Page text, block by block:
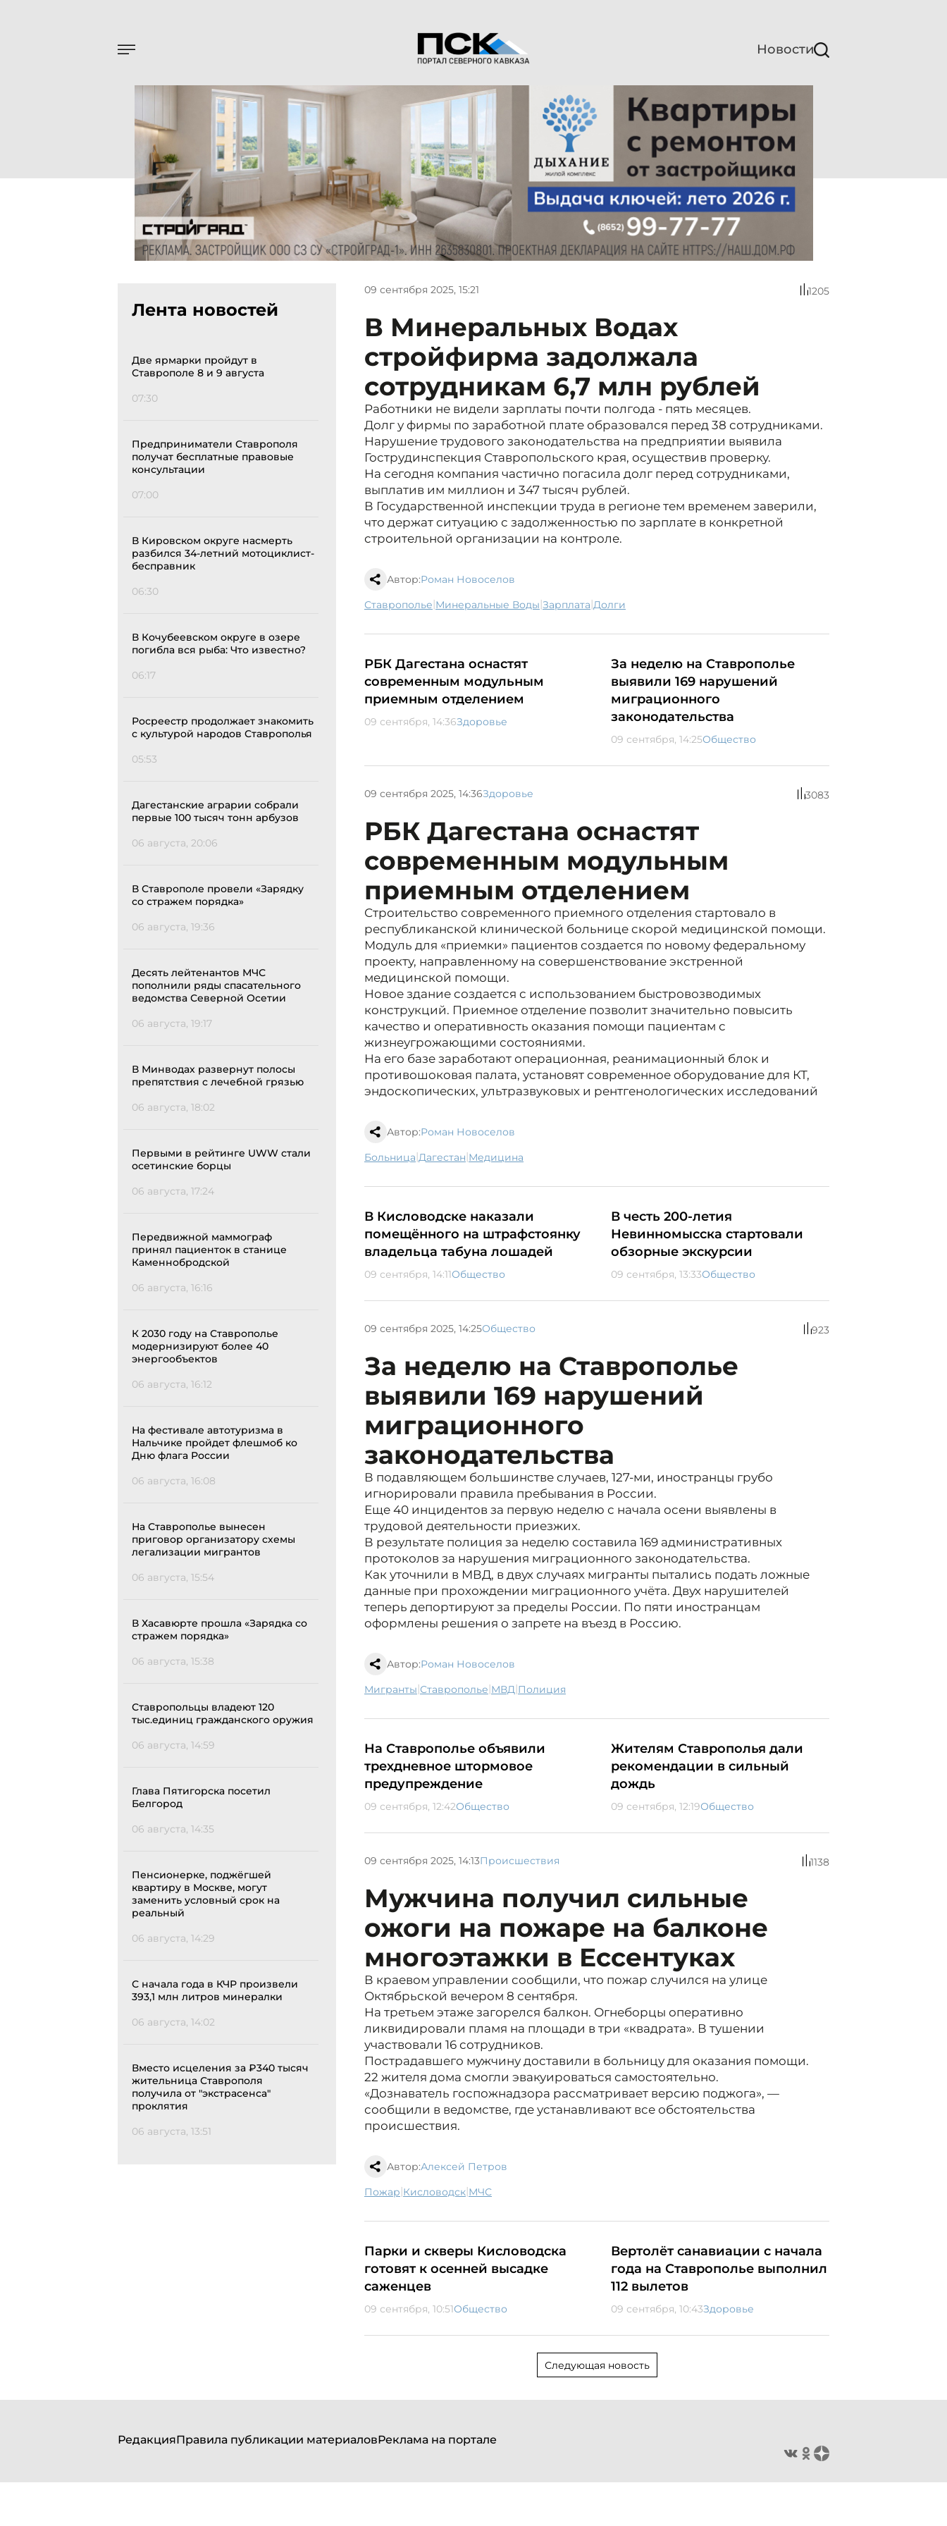
Новости
Лента новостей
Две ярмарки пройдут в
Ставрополе 8 и 9 августа
07:30
Предприниматели Ставрополя
получат бесплатные правовые
консультации
07:00
В Кировском округе насмерть
разбился 34-летний мотоциклист-
бесправник
06:30
В Кочубеевском округе в озере
погибла вся рыба: Что известно?
06:17
Росреестр продолжает знакомить
с культурой народов Ставрополья
05:53
Дагестанские аграрии собрали
первые 100 тысяч тонн арбузов
06 августа, 20:06
В Ставрополе провели «Зарядку
со стражем порядка»
06 августа, 19:36
Десять лейтенантов МЧС
пополнили ряды спасательного
ведомства Северной Осетии
06 августа, 19:17
В Минводах развернут полосы
препятствия с лечебной грязью
06 августа, 18:02
Первыми в рейтинге UWW стали
осетинские борцы
06 августа, 17:24
Передвижной маммограф
принял пациенток в станице
Каменнобродской
06 августа, 16:16
К 2030 году на Ставрополье
модернизируют более 40
энергообъектов
06 августа, 16:12
На фестивале автотуризма в
Нальчике пройдет флешмоб ко
Дню флага России
06 августа, 16:08
На Ставрополье вынесен
приговор организатору схемы
легализации мигрантов
06 августа, 15:54
В Хасавюрте прошла «Зарядка со
стражем порядка»
06 августа, 15:38
Ставропольцы владеют 120
тыс.единиц гражданского оружия
06 августа, 14:59
Глава Пятигорска посетил
Белгород
06 августа, 14:35
Пенсионерке, поджёгшей
квартиру в Москве, могут
заменить условный срок на
реальный
06 августа, 14:29
С начала года в КЧР произвели
393,1 млн литров минералки
06 августа, 14:02
Вместо исцеления за ₽340 тысяч
жительница Ставрополя
получила от "экстрасенса"
проклятия
06 августа, 13:51
09 сентября 2025, 15:21 1205
В Минеральных Водах
стройфирма задолжала
сотрудникам 6,7 млн рублей
Работники не видели зарплаты почти полгода - пять месяцев.
Долг у фирмы по заработной плате образовался перед 38 сотрудниками.
Нарушение трудового законодательства на предприятии выявила
Гострудинспекция Ставропольского края, осуществив проверку.
На сегодня компания частично погасила долг перед сотрудниками,
выплатив им миллион и 347 тысяч рублей.
В Государственной инспекции труда в регионе тем временем заверили,
что держат ситуацию с задолженностью по зарплате в конкретной
строительной организации на контроле.
Автор:Роман Новоселов
Ставрополье| Минеральные Воды| зарплата| долги
РБК Дагестана оснастят
современным модульным
приемным отделением
09 сентября, 14:36Здоровье
За неделю на Ставрополье
выявили 169 нарушений
миграционного
законодательства
09 сентября, 14:25Общество
09 сентября 2025, 14:36Здоровье 3083
РБК Дагестана оснастят
современным модульным
приемным отделением
Строительство современного приемного отделения стартовало в
республиканской клинической больнице скорой медицинской помощи.
Модуль для «приемки» пациентов создается по новому федеральному
проекту, направленному на совершенствование экстренной
медицинской помощи.
Новое здание создается с использованием быстровозводимых
конструкций. Приемное отделение позволит значительно повысить
качество и оперативность оказания помощи пациентам с
жизнеугрожающими состояниями.
На его базе заработают операционная, реанимационный блок и
противошоковая палата, установят современное оборудование для КТ,
эндоскопических, ультразвуковых и рентгенологических исследований
Автор:Роман Новоселов
больница| Дагестан| медицина
В Кисловодске наказали
помещённого на штрафстоянку
владельца табуна лошадей
09 сентября, 14:11Общество
В честь 200-летия
Невинномысска стартовали
обзорные экскурсии
09 сентября, 13:33Общество
09 сентября 2025, 14:25Общество 923
За неделю на Ставрополье
выявили 169 нарушений
миграционного
законодательства
В подавляющем большинстве случаев, 127-ми, иностранцы грубо
игнорировали правила пребывания в России.
Еще 40 инцидентов за первую неделю с начала осени выявлены в
трудовой деятельности приезжих.
В результате полиция за неделю составила 169 административных
протоколов за нарушения миграционного законодательства.
Как уточнили в МВД, в двух случаях мигранты пытались подать ложные
данные при прохождении миграционного учёта. Двух нарушителей
теперь депортируют за пределы России. По пяти иностранцам
оформлены решения о запрете на въезд в Россию.
Автор:Роман Новоселов
мигранты| Ставрополье| МВД| полиция
На Ставрополье объявили
трехдневное штормовое
предупреждение
09 сентября, 12:42Общество
Жителям Ставрополья дали
рекомендации в сильный
дождь
09 сентября, 12:19Общество
09 сентября 2025, 14:13Происшествия 1138
Мужчина получил сильные
ожоги на пожаре на балконе
многоэтажки в Ессентуках
В краевом управлении сообщили, что пожар случился на улице
Октябрьской вечером 8 сентября.
На третьем этаже загорелся балкон. Огнеборцы оперативно
ликвидировали пламя на площади в три «квадрата». В тушении
участвовали 16 сотрудников.
Пострадавшего мужчину доставили в больницу для оказания помощи.
22 жителя дома смогли эвакуироваться самостоятельно.
«Дознаватель госпожнадзора рассматривает версию поджога», —
сообщили в ведомстве, где устанавливают все обстоятельства
происшествия.
Автор:Алексей Петров
пожар| Кисловодск| МЧС
Парки и скверы Кисловодска
готовят к осенней высадке
саженцев
09 сентября, 10:51Общество
Вертолёт санавиации с начала
года на Ставрополье выполнил
112 вылетов
09 сентября, 10:43Здоровье
Следующая новость
РедакцияПравила публикации материаловРеклама на портале